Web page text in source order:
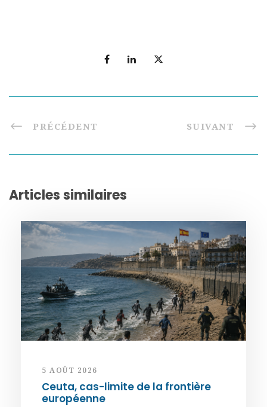
PRÉCÉDENT SUIVANT
Articles similaires
5 AOÛT 2026
Ceuta, cas-limite de la frontière
européenne